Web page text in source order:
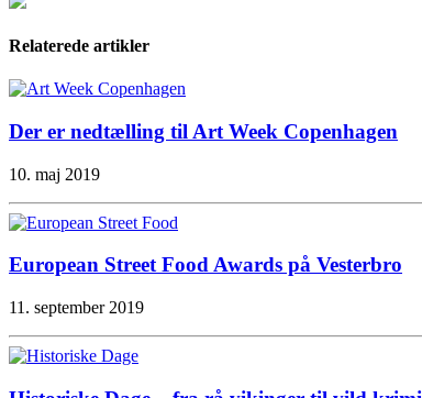
Relaterede artikler
Der er nedtælling til Art Week Copenhagen
10. maj 2019
European Street Food Awards på Vesterbro
11. september 2019